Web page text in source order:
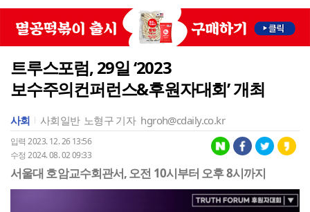
트루스포럼, 29일 ‘2023
보수주의컨퍼런스&후원자대회’ 개최
사회 사회일반 노형구 기자 hgroh@cdaily.co.kr
입력 2023. 12. 26 13:56
수정 2024. 08. 02 09:33
서울대 호암교수회관서, 오전 10시부터 오후 8시까지